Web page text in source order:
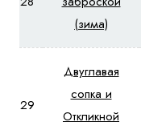
(зима)
29
Двуглавая
сопка и
Откликной